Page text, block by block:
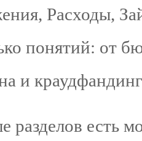
Расходы,
понятий: от
и
разделов есть